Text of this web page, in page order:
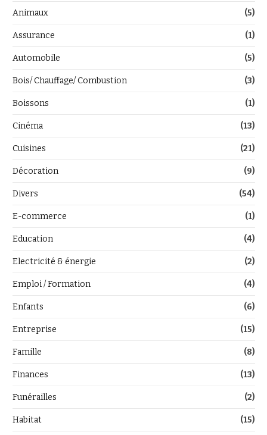
Animaux (5)
Assurance (1)
Automobile (5)
Bois/ Chauffage/ Combustion (3)
Boissons (1)
Cinéma (13)
Cuisines (21)
Décoration (9)
Divers (54)
E-commerce (1)
Education (4)
Electricité & énergie (2)
Emploi / Formation (4)
Enfants (6)
Entreprise (15)
Famille (8)
Finances (13)
Funérailles (2)
Habitat (15)